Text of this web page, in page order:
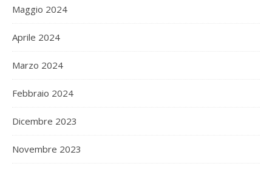
Maggio 2024
Aprile 2024
Marzo 2024
Febbraio 2024
Dicembre 2023
Novembre 2023